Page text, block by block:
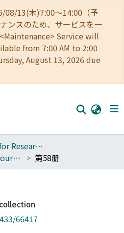
08/13(木)7:00～14:00（予
ンスのため、サービスを一
Service will
from 7:00 AM to 2:00
August 13, 2026 due
320_Institute for Research in Humanities
The Toho Gakuho : Journal of Oriental Studies, Kyoto
第58册
66417